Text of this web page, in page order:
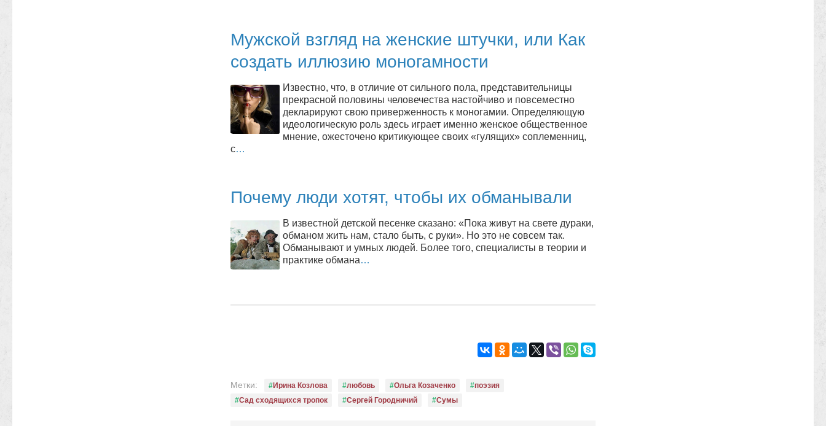
Мужской взгляд на женские штучки, или Как
создать иллюзию моногамности
Известно, что, в отличие от сильного пола, представительницы
прекрасной половины человечества настойчиво и повсеместно
декларируют свою приверженность к моногамии. Определяющую
идеологическую роль здесь играет именно женское общественное
мнение, ожесточено критикующее своих «гулящих» соплеменниц,
с…
Почему люди хотят, чтобы их обманывали
В известной детской песенке сказано: «Пока живут на свете дураки,
обманом жить нам, стало быть, с руки». Но это не совсем так.
Обманывают и умных людей. Более того, специалисты в теории и
практике обмана…
Метки: Ирина Козлова любовь Ольга Козаченко
поэзия
Сад сходящихся тропок
Сергей Городничий Сумы